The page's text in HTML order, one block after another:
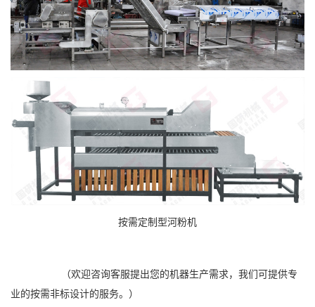
按需定制型河粉机
（欢迎咨询客服提出您的机器生产需求，我们可提供专
业的按需非标设计的服务。）